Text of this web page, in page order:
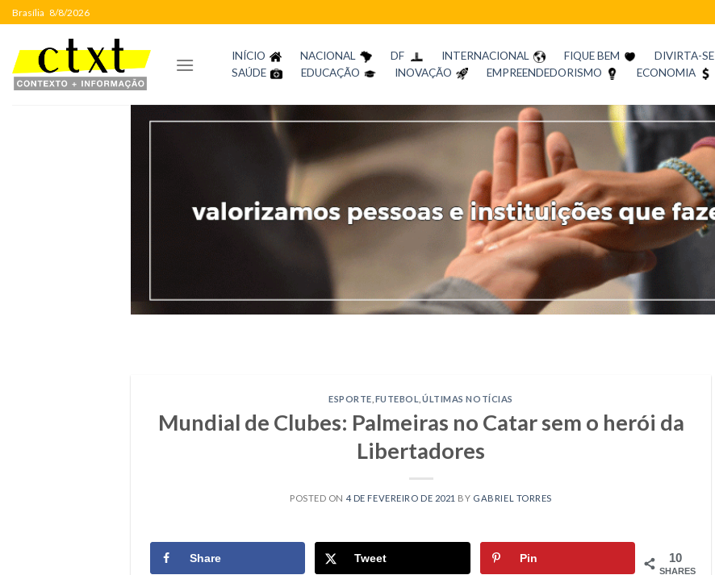
Skip
to
content
Brasília 8/8/2026
INÍCIO NACIONAL DF INTERNACIONAL FIQUE BEM DIVIRTA-SE
SAÚDE
EDUCAÇÃO INOVAÇÃO EMPREENDEDORISMO ECONOMIA
ESPORTE FUTEBOL ÚLTIMAS NOTÍCIAS
Mundial de Clubes: Palmeiras no Catar sem o herói da
Libertadores
POSTED ON 4 DE FEVEREIRO DE 2021 BY GABRIEL TORRES
10
SHARES
Share Tweet Pin